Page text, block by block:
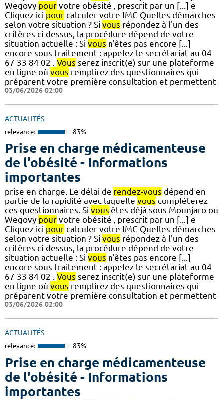
Wegovy pour votre obésité , prescrit par un [...] e
Cliquez ici pour calculer votre IMC Quelles démarches
selon votre situation ? Si vous répondez à l'un des
critères ci-dessus, la procédure dépend de votre
situation actuelle : Si vous n'êtes pas encore [...]
encore sous traitement : appelez le secrétariat au 04
67 33 84 02 . Vous serez inscrit(e) sur une plateforme
en ligne où vous remplirez des questionnaires qui
préparent votre première consultation et permettent
03/06/2026 02:00
ACTUALITÉS
relevance: 83%
Prise en charge médicamenteuse
de l'obésité - Informations
importantes
prise en charge. Le délai de rendez-vous dépend en
partie de la rapidité avec laquelle vous compléterez
ces questionnaires. Si vous êtes déjà sous Mounjaro ou
Wegovy pour votre obésité , prescrit par un [...] e
Cliquez ici pour calculer votre IMC Quelles démarches
selon votre situation ? Si vous répondez à l'un des
critères ci-dessus, la procédure dépend de votre
situation actuelle : Si vous n'êtes pas encore [...]
encore sous traitement : appelez le secrétariat au 04
67 33 84 02 . Vous serez inscrit(e) sur une plateforme
en ligne où vous remplirez des questionnaires qui
préparent votre première consultation et permettent
03/06/2026 02:00
ACTUALITÉS
relevance: 83%
Prise en charge médicamenteuse
de l'obésité - Informations
importantes